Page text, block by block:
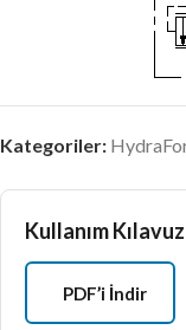
Kategoriler:
Kullanım
PDF’i İndir